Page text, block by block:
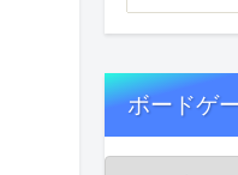
ボードゲ